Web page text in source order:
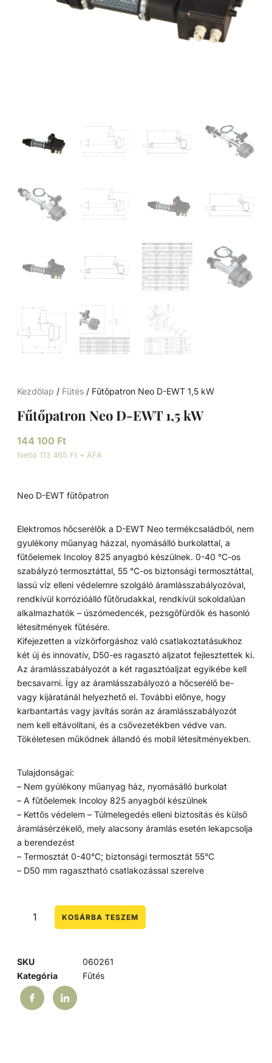
Kezdőlap / Fűtés / Fűtőpatron Neo D-EWT 1,5 kW
Fűtőpatron Neo D-EWT 1,5 kW
144 100 Ft
Nettó 113 465 Ft + ÁFA
Neo D-EWT fűtőpatron
Elektromos hőcserélők a D-EWT Neo termékcsaládból, nem
gyulékony műanyag házzal, nyomásálló burkolattal, a
fűtőelemek Incoloy 825 anyagbó készülnek. 0-40 °C-os
szabályzó termosztáttal, 55 °C-os biztonsági termosztáttal,
lassú víz elleni védelemre szolgáló áramlásszabályozóval,
rendkívül korrózióálló fűtőrudakkal, rendkívül sokoldalúan
alkalmazhatók – úszómedencék, pezsgőfürdők és hasonló
létesítmények fűtésére.
Kifejezetten a vízkörforgáshoz való csatlakoztatásukhoz
két új és innovatív, D50-es ragasztó aljzatot fejlesztettek ki.
Az áramlásszabályozót a két ragasztóaljzat egyikébe kell
becsavarni. Így az áramlásszabályozó a hőcserélő be-
vagy kijáratánál helyezhető el. További előnye, hogy
karbantartás vagy javítás során az áramlásszabályozót
nem kell eltávolítani, és a csővezetékben védve van.
Tökéletesen működnek állandó és mobil létesítményekben.
Tulajdonságai:
– Nem gyúlékony műanyag ház, nyomásálló burkolat
– A fűtőelemek Incoloy 825 anyagból készülnek
– Kettős védelem – Túlmelegedés elleni biztosítás és külső
áramlásérzékelő, mely alacsony áramlás esetén lekapcsolja
a berendezést
– Termosztát 0-40°C; biztonsági termosztát 55°C
– D50 mm ragasztható csatlakozással szerelve
KOSÁRBA TESZEM
SKU
060261
Kategória
Fűtés